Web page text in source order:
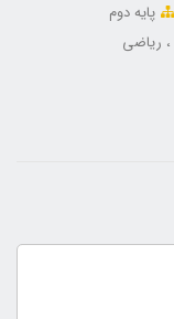
پایه دوم
ریاضی